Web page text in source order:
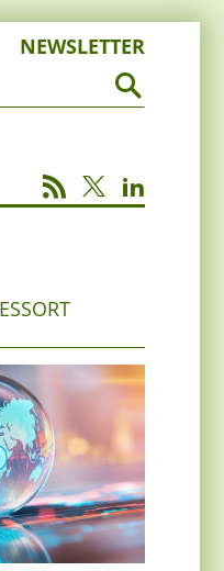
NEWSLETTER